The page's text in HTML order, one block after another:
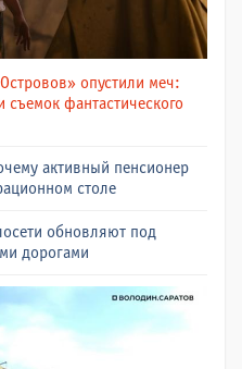
опустили меч:
фантастического
активный пенсионер
столе
обновляют под
дорогами